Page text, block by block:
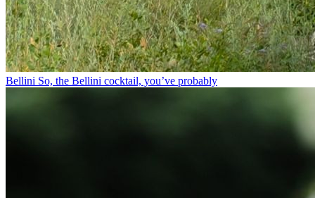
Bellini⁠ So, the Bellini cocktail, you’ve probably